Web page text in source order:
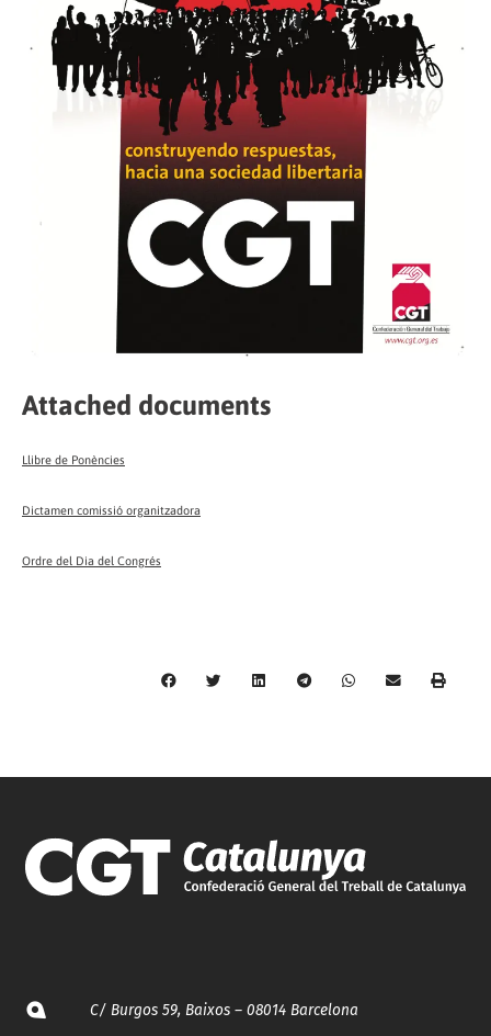
Attached documents
Llibre de Ponències
Dictamen comissió organitzadora
Ordre del Dia del Congrés
C/ Burgos 59, Baixos – 08014 Barcelona